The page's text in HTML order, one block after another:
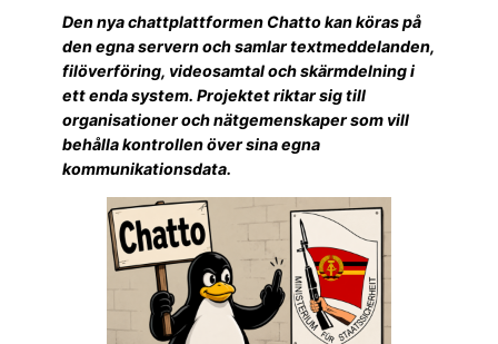
Den nya chattplattformen Chatto kan köras på
den egna servern och samlar textmeddelanden,
filöverföring, videosamtal och skärmdelning i
ett enda system. Projektet riktar sig till
organisationer och nätgemenskaper som vill
behålla kontrollen över sina egna
kommunikationsdata.